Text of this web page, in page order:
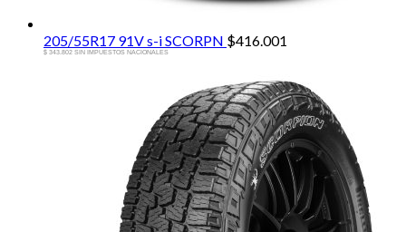
205/55R17 91V s-i SCORPN $416.001
$ 343.802 SIN IMPUESTOS NACIONALES